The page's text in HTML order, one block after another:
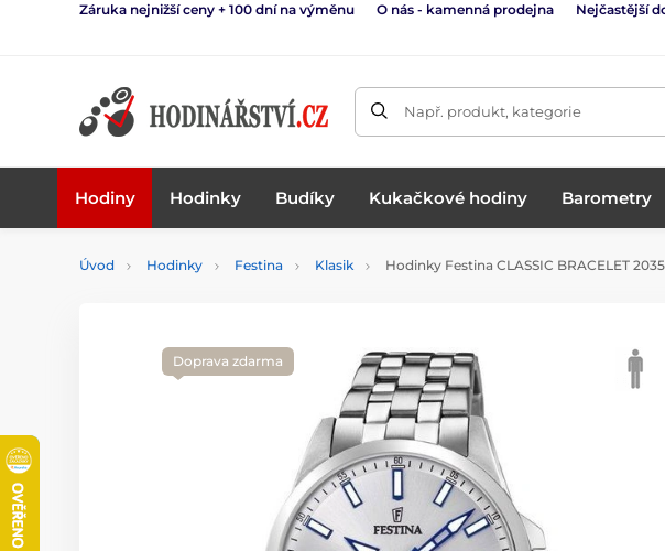
Záruka nejnižší ceny + 100 dní na výměnu O nás - kamenná prodejna Nejčastější
Např. produkt, kategorie
Hodiny Hodinky Budíky Kukačkové hodiny Barometry
Úvod Hodinky Festina Klasik Hodinky Festina CLASSIC BRACELET
Doprava zdarma